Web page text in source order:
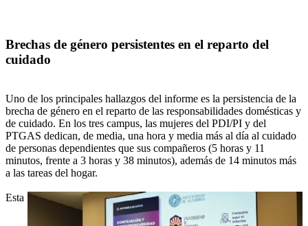
Brechas de género persistentes en el reparto del
cuidado
Uno de los principales hallazgos del informe es la persistencia de la
brecha de género en el reparto de las responsabilidades domésticas y
de cuidado. En los tres campus, las mujeres del PDI/PI y del
PTGAS dedican, de media, una hora y media más al día al cuidado
de personas dependientes que sus compañeros (5 horas y 11
minutos, frente a 3 horas y 38 minutos), además de 14 minutos más
a las tareas del hogar.
Esta